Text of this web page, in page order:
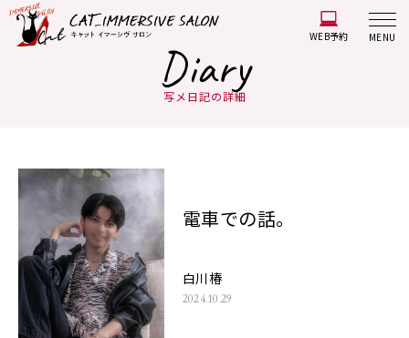
WEB予約 MENU
Diary
写メ日記の詳細
電車での話。
白川椿
2024.10.29